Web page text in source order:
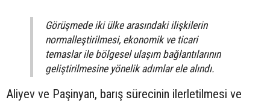
Görüşmede iki ülke arasındaki ilişkilerin
normalleştirilmesi, ekonomik ve ticari
temaslar ile bölgesel ulaşım bağlantılarının
geliştirilmesine yönelik adımlar ele alındı.
Aliyev ve Paşinyan, barış sürecinin ilerletilmesi ve